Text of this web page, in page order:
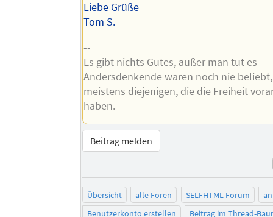
Liebe Grüße
Tom S.
--
Es gibt nichts Gutes, außer man tut es
Andersdenkende waren noch nie
meistens diejenigen, die die Freiheit
haben.
Beitrag melden
Übersicht alle Foren SELFHTML-Forum
Benutzerkonto erstellen
Beitrag im Thread-